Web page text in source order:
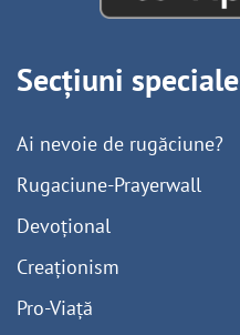
Secțiuni speciale
Ai nevoie de rugăciune?
Rugaciune-Prayerwall
Devoțional
Creaționism
Pro-Viață